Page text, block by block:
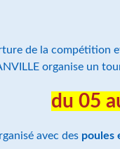
de la compétition
organise un
du 05
avec des poules